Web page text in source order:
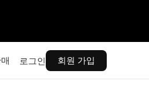
로그인 회원 가입